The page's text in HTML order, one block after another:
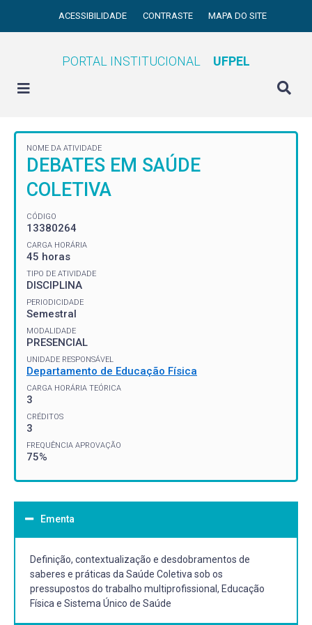
ACESSIBILIDADE CONTRASTE MAPA DO SITE
PORTAL INSTITUCIONAL UFPEL
NOME DA ATIVIDADE
DEBATES EM SAÚDE
COLETIVA
CÓDIGO
13380264
CARGA HORÁRIA
45 horas
TIPO DE ATIVIDADE
DISCIPLINA
PERIODICIDADE
Semestral
MODALIDADE
PRESENCIAL
UNIDADE RESPONSÁVEL
Departamento de Educação Física
CARGA HORÁRIA TEÓRICA
3
CRÉDITOS
3
FREQUÊNCIA APROVAÇÃO
75%
Ementa
Definição, contextualização e desdobramentos de
saberes e práticas da Saúde Coletiva sob os
pressupostos do trabalho multiprofissional, Educação
Física e Sistema Único de Saúde